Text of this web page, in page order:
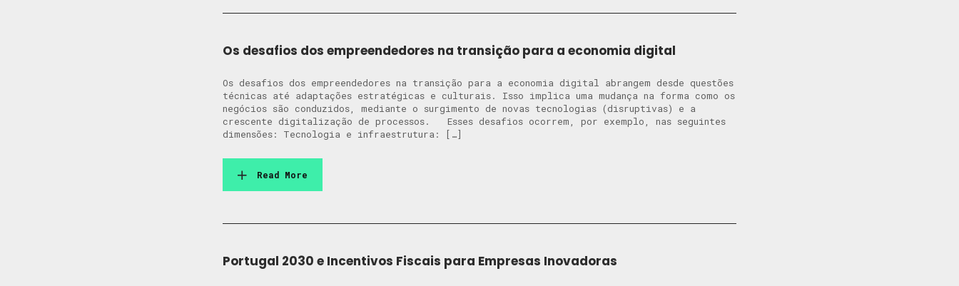
Os desafios dos empreendedores na transição para a economia digital
Os desafios dos empreendedores na transição para a economia digital abrangem desde questões
técnicas até adaptações estratégicas e culturais. Isso implica uma mudança na forma como os
negócios são conduzidos, mediante o surgimento de novas tecnologias (disruptivas) e a
crescente digitalização de processos. Esses desafios ocorrem, por exemplo, nas seguintes
dimensões: Tecnologia e infraestrutura: […]
Read More
Portugal 2030 e Incentivos Fiscais para Empresas Inovadoras